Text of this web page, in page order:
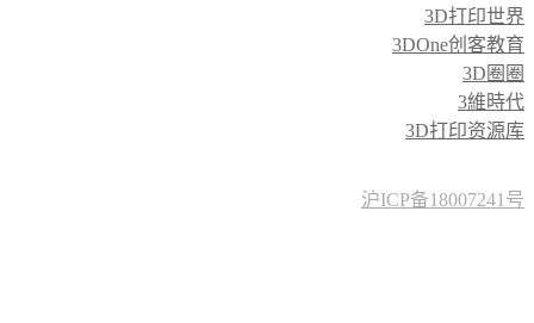
3D打印世界
3DOne创客教育
3D圈圈
3維時代
3D打印资源库
沪ICP备18007241号